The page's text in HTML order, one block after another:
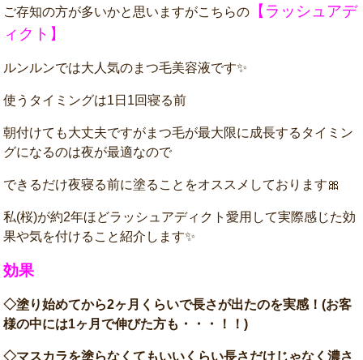
ご存知の方が多いかと思いますがこちらの
【ラッシュアデ
ィクト】
ルンルンでは大人気のまつ毛美容液です✨
使うタイミングは1日1回寝る前
朝付けても大丈夫ですがまつ毛が最大限に成長するタイミン
グになるのは夜が最適なので
できるだけ夜寝る前に塗ることをオススメしております🎀
私(桜)が約2年ほどラッシュアディクト愛用して実際感じた効
果や気を付けること紹介します✨
効果
◇塗り始めてから2ヶ月くらいで長さが出たのを実感！(お客
様の中には1ヶ月で伸びた方も・・・！！)
◇マスカラを塗らなくてもいいくらい長さだけじゃなく濃さ